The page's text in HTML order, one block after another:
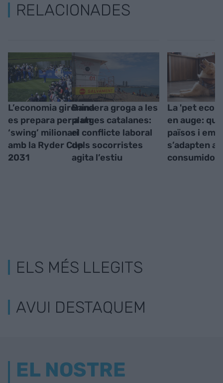
RELACIONADES
L’economia gironina
es prepara per a un
‘swing’ milionari
amb la Ryder Cup
2031
Bandera groga a les
platges catalanes:
el conflicte laboral
dels socorristes
agita l’estiu
La 'pet
en auge:
països i
s’adapten al
consumidor
ELS MÉS LLEGITS
AVUI DESTAQUEM
EL NOSTRE